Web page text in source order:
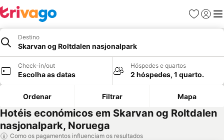
Favoritos
Iniciar
Destino
Skarvan og Roltdalen nasjonalpark
Check-in/out
Escolha as datas
Hóspedes e quartos
2 hóspedes, 1 quarto.
Ordenar Filtrar Mapa
Hotéis económicos em Skarvan og Roltdalen
nasjonalpark, Noruega
Como os pagamentos influenciam os resultados